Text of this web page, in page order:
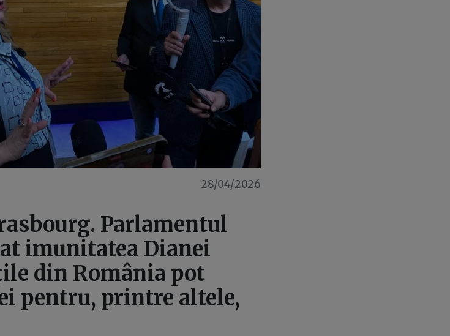
28/04/2026
Parlamentul
imunitatea Dianei
din România pot
pentru, printre altele,